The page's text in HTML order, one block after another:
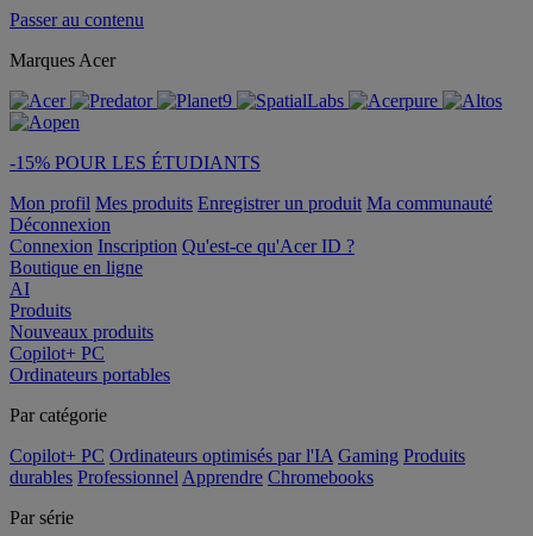
Passer au contenu
Marques Acer
-15% POUR LES ÉTUDIANTS
Mon profil Mes produits Enregistrer un produit Ma communauté
Déconnexion
Connexion Inscription Qu'est-ce qu'Acer ID ?
Boutique en ligne
AI
Produits
Nouveaux produits
Copilot+ PC
Ordinateurs portables
Par catégorie
Copilot+ PC Ordinateurs optimisés par l'IA Gaming Produits
durables Professionnel Apprendre Chromebooks
Par série